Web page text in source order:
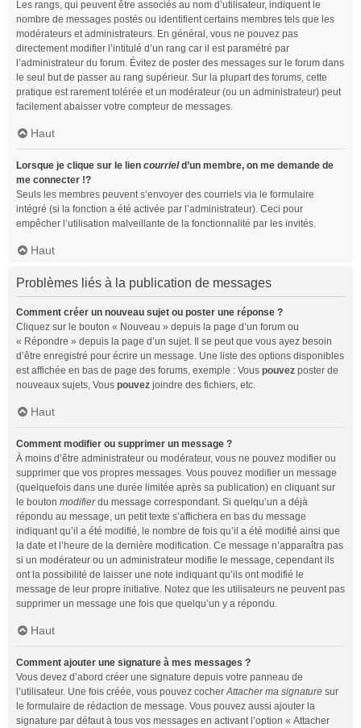
Les rangs, qui peuvent être associés au nom d’utilisateur, indiquent le
nombre de messages postés ou identifient certains membres tels que les
modérateurs et administrateurs. En général, vous ne pouvez pas
directement modifier l’intitulé d’un rang car il est paramétré par
l’administrateur du forum. Évitez de poster des messages sur le forum dans
le seul but de passer au rang supérieur. Sur la plupart des forums, cette
pratique est rarement tolérée et un modérateur (ou un administrateur) peut
facilement abaisser votre compteur de messages.
Haut
Lorsque je clique sur le lien courrield’un membre, on me demande de
me connecter !?
Seuls les membres peuvent s’envoyer des courriels via le formulaire
intégré (si la fonction a été activée par l’administrateur). Ceci pour
empêcher l’utilisation malveillante de la fonctionnalité par les invités.
Haut
Problèmes liés à la publication de messages
Comment créer un nouveau sujet ou poster une réponse ?
Cliquez sur le bouton « Nouveau » depuis la page d’un forum ou
« Répondre » depuis la page d’un sujet. Il se peut que vous ayez besoin
d’être enregistré pour écrire un message. Une liste des options disponibles
est affichée en bas de page des forums, exemple : Vous pouvez poster de
nouveaux sujets, Vous pouvez joindre des fichiers, etc.
Haut
Comment modifier ou supprimer un message ?
À moins d’être administrateur ou modérateur, vous ne pouvez modifier ou
supprimer que vos propres messages. Vous pouvez modifier un message
(quelquefois dans une durée limitée après sa publication) en cliquant sur
le bouton modifierdu message correspondant. Si quelqu’un a déjà
répondu au message, un petit texte s’affichera en bas du message
indiquant qu’il a été modifié, le nombre de fois qu’il a été modifié ainsi que
la date et l’heure de la dernière modification. Ce message n’apparaîtra pas
si un modérateur ou un administrateur modifie le message, cependant ils
ont la possibilité de laisser une note indiquant qu’ils ont modifié le
message de leur propre initiative. Notez que les utilisateurs ne peuvent pas
supprimer un message une fois que quelqu’un y a répondu.
Haut
Comment ajouter une signature à mes messages ?
Vous devez d’abord créer une signature depuis votre panneau de
l’utilisateur. Une fois créée, vous pouvez cocherAttacher ma signature sur
le formulaire de rédaction de message. Vous pouvez aussi ajouter la
signature par défaut à tous vos messages en activant l’option « Attacher